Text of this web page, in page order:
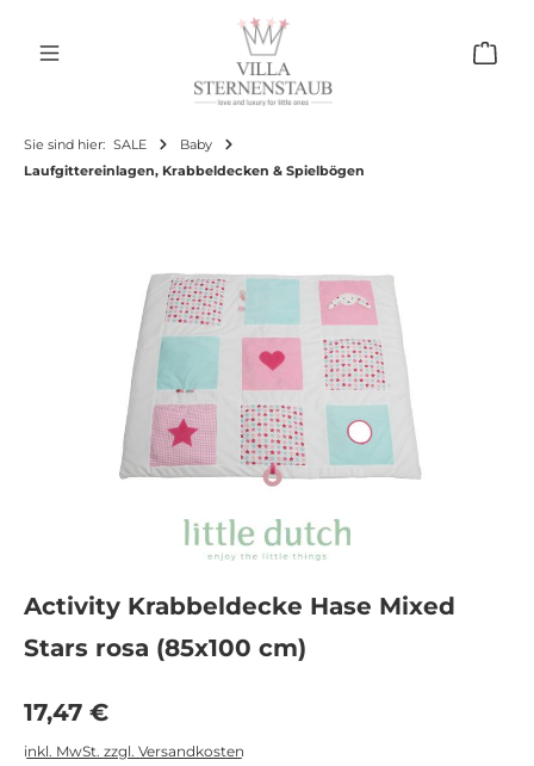
Sie sind hier: SALE
Baby
Laufgittereinlagen, Krabbeldecken & Spielbögen
Activity Krabbeldecke Hase Mixed
Stars rosa (85x100 cm)
Regulärer Preis:
17,47 €
inkl. MwSt. zzgl. Versandkosten